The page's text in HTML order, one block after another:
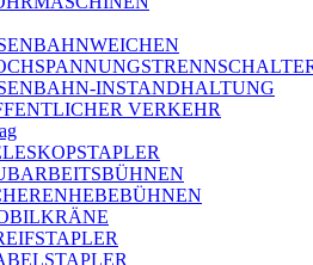
INSTANDHALTUNG
VERKEHR